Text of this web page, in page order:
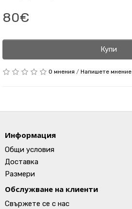
80€
Купи
0 мнения / Напишете мнение
Информация
Общи условия
Доставка
Размери
Обслужване на клиенти
Свържете се с нас